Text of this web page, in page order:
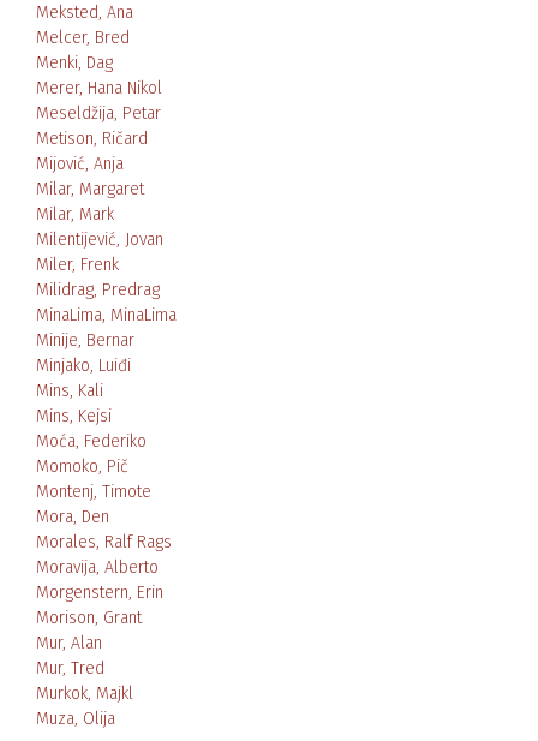
Meksted, Ana
Melcer, Bred
Menki, Dag
Merer, Hana Nikol
Meseldžija, Petar
Metison, Ričard
Mijović, Anja
Milar, Margaret
Milar, Mark
Milentijević, Jovan
Miler, Frenk
Milidrag, Predrag
MinaLima, MinaLima
Minije, Bernar
Minjako, Luiđi
Mins, Kali
Mins, Kejsi
Moća, Federiko
Momoko, Pič
Montenj, Timote
Mora, Den
Morales, Ralf Rags
Moravija, Alberto
Morgenstern, Erin
Morison, Grant
Mur, Alan
Mur, Tred
Murkok, Majkl
Muza, Olija